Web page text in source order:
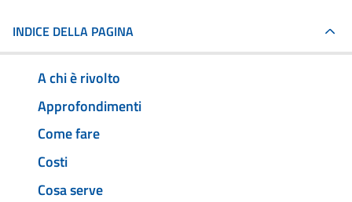
INDICE DELLA PAGINA
A chi è rivolto
Approfondimenti
Come fare
Costi
Cosa serve